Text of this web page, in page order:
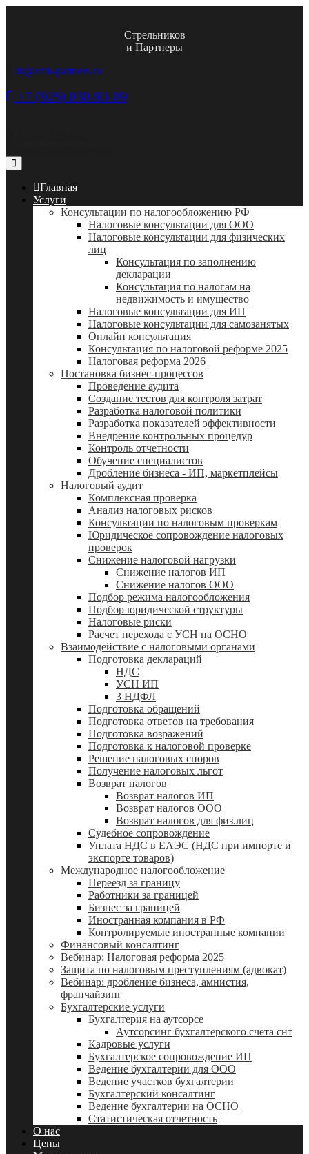
Стрельников
и Партнеры
ds@nftk-partners.ru
+7 (925) 030-93-09
Главная
Услуги
Консультации по налогообложению РФ
Налоговые консультации для ООО
Налоговые консультации для физических
лиц
Консультация по заполнению
декларации
Консультация по налогам на
недвижимость и имущество
Налоговые консультации для ИП
Налоговые консультации для самозанятых
Онлайн консультация
Консультация по налоговой реформе 2025
Налоговая реформа 2026
Постановка бизнес-процессов
Проведение аудита
Создание тестов для контроля затрат
Разработка налоговой политики
Разработка показателей эффективности
Внедрение контрольных процедур
Контроль отчетности
Обучение специалистов
Дробление бизнеса - ИП, маркетплейсы
Налоговый аудит
Комплексная проверка
Анализ налоговых рисков
Консультации по налоговым проверкам
Юридическое сопровождение налоговых
проверок
Снижение налоговой нагрузки
Снижение налогов ИП
Снижение налогов ООО
Подбор режима налогообложения
Подбор юридической структуры
Налоговые риски
Расчет перехода с УСН на ОСНО
Взаимодействие с налоговыми органами
Подготовка деклараций
НДС
УСН ИП
3 НДФЛ
Подготовка обращений
Подготовка ответов на требования
Подготовка возражений
Подготовка к налоговой проверке
Решение налоговых споров
Получение налоговых льгот
Возврат налогов
Возврат налогов ИП
Возврат налогов ООО
Возврат налогов для физ.лиц
Судебное сопровождение
Уплата НДС в ЕАЭС (НДС при импорте и
экспорте товаров)
Международное налогообложение
Переезд за границу
Работники за границей
Бизнес за границей
Иностранная компания в РФ
Контролируемые иностранные компании
Финансовый консалтинг
Вебинар: Налоговая реформа 2025
Защита по налоговым преступлениям (адвокат)
Вебинар: дробление бизнеса, амнистия,
франчайзинг
Бухгалтерские услуги
Бухгалтерия на аутсорсе
Аутсорсинг бухгалтерского счета снт
Кадровые услуги
Бухгалтерское сопровождение ИП
Ведение бухгалтерии для ООО
Ведение участков бухгалтерии
Бухгалтерский консалтинг
Ведение бухгалтерии на ОСНО
Статистическая отчетность
О нас
Цены